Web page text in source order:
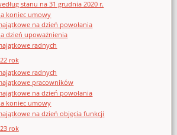
stanu na 31 grudnia 2020 r.
koniec umowy
na dzień powołania
dzień upoważnienia
radnych
rok
radnych
pracowników
na dzień powołania
koniec umowy
na dzień objęcia funkcji
rok